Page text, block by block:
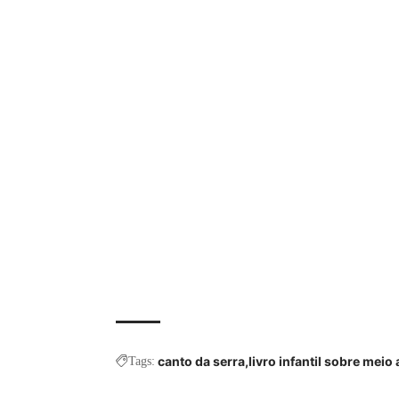
Tags: canto da serra livro infantil sobre meio